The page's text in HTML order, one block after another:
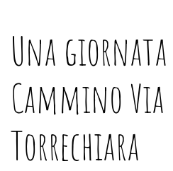
Una
Cammino
Torrechiara